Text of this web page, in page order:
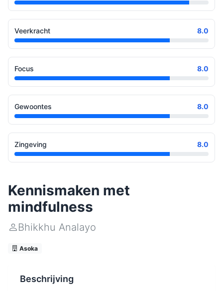
Veerkracht 8.0
Focus 8.0
Gewoontes 8.0
Zingeving 8.0
Kennismaken met
mindfulness
Bhikkhu Analayo
Asoka
Beschrijving